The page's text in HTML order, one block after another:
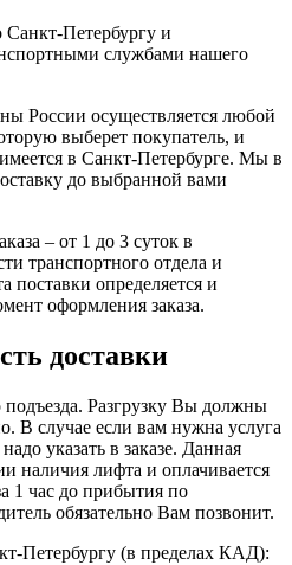
Санкт-Петербургу и
службами нашего
России осуществляется любой
выберет покупатель, и
в Санкт-Петербурге. Мы в
до выбранной вами
– от 1 до 3 суток в
транспортного отдела и
поставки определяется и
оформления заказа.
доставки
подъезда. Разгрузку Вы должны
В случае если вам нужна услуга
указать в заказе. Данная
наличия лифта и оплачивается
1 час до прибытия по
обязательно Вам позвонит.
Петербургу (в пределах КАД):